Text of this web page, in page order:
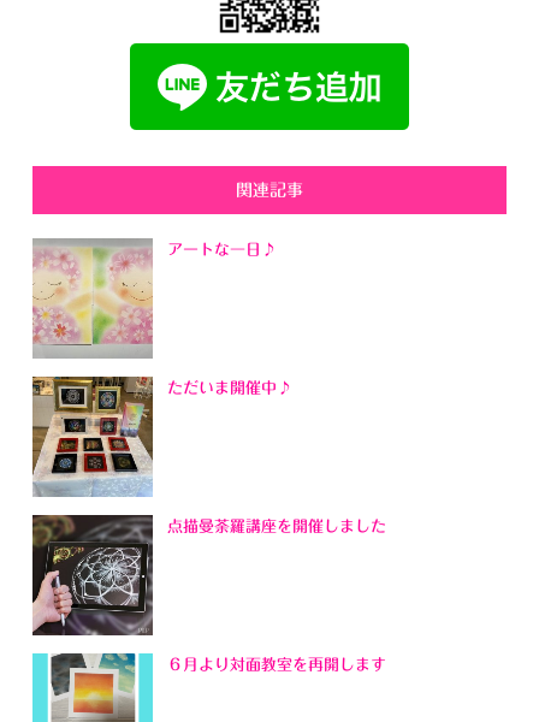
関連記事
アートな一日♪
ただいま開催中♪
点描曼荼羅講座を開催しました
６月より対面教室を再開します